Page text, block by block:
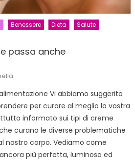
Benessere Dieta
Salute
passa anche
Vi abbiamo suggerito
per curare al meglio la vostra
informato sui tipi di creme
curano le diverse problematiche
nostro corpo. Vediamo come
più perfetta, luminosa ed